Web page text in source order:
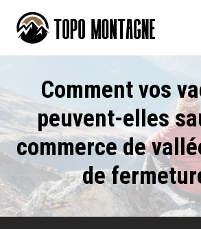
Comment vos
peuvent-elles
commerce de
de